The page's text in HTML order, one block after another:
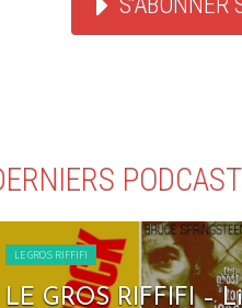
LE GROS RIFFIFI
LE GROS RIFFIFI –